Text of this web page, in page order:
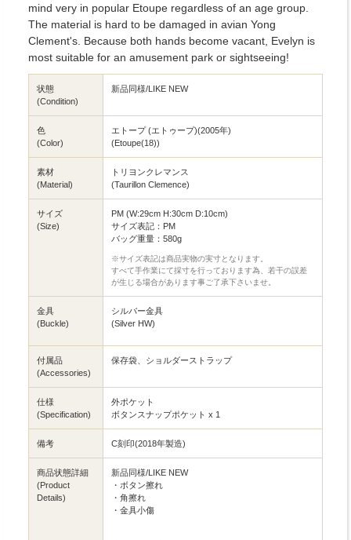
mind very in popular Etoupe regardless of an age group.
The material is hard to be damaged in avian Yong
Clement's. Because both hands become vacant, Evelyn is
most suitable for an amusement park or sightseeing!
状態
(Condition)
新品同様/LIKE NEW
色
(Color)
エトープ (エトゥープ)(2005年)
(Etoupe(18))
素材
(Material)
トリヨンクレマンス
(Taurillon Clemence)
サイズ
(Size)
PM (W:29cm H:30cm D:10cm)
サイズ表記：PM
バッグ重量：580g
※サイズ表記は商品実物の実寸となります。
すべて手作業にて採寸を行っております為、若干の誤差
が生じる場合があります事ご了承下さいませ。
金具
(Buckle)
シルバー金具
(Silver HW)
付属品
(Accessories)
保存袋、ショルダーストラップ
仕様
(Specification)
外ポケット
ボタンスナップポケット x 1
備考 C刻印(2018年製造)
商品状態詳細
(Product
Details)
新品同様/LIKE NEW
・ボタン擦れ
・角擦れ
・金具小傷